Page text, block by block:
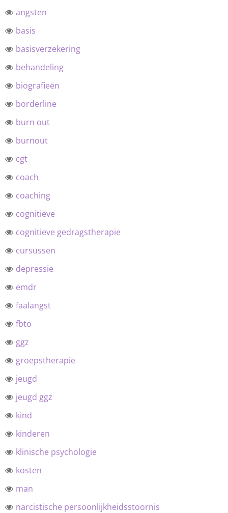
angsten
basis
basisverzekering
behandeling
biografieën
borderline
burn out
burnout
cgt
coach
coaching
cognitieve
cognitieve gedragstherapie
cursussen
depressie
emdr
faalangst
fbto
ggz
groepstherapie
jeugd
jeugd ggz
kind
kinderen
klinische psychologie
kosten
man
narcistische persoonlijkheidsstoornis